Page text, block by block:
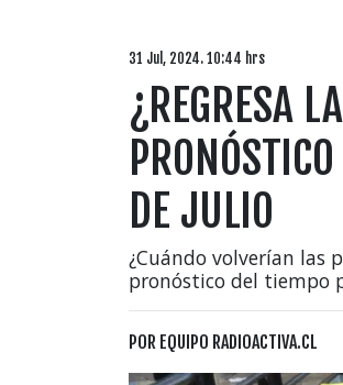
31 Jul, 2024. 10:44 hrs
¿REGRESA
DE JULIO
¿Cuándo volverían las
pronóstico del tiempo
POR EQUIPO RADIOACTIVA.CL